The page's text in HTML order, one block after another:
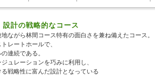
計の戦略的なコース
ながら林間コース特有の面白さを兼ね備えたコース。
レートホールで、
連続である。
ュレーションを巧みに利用し、
戦略性に富んだ設計となっている